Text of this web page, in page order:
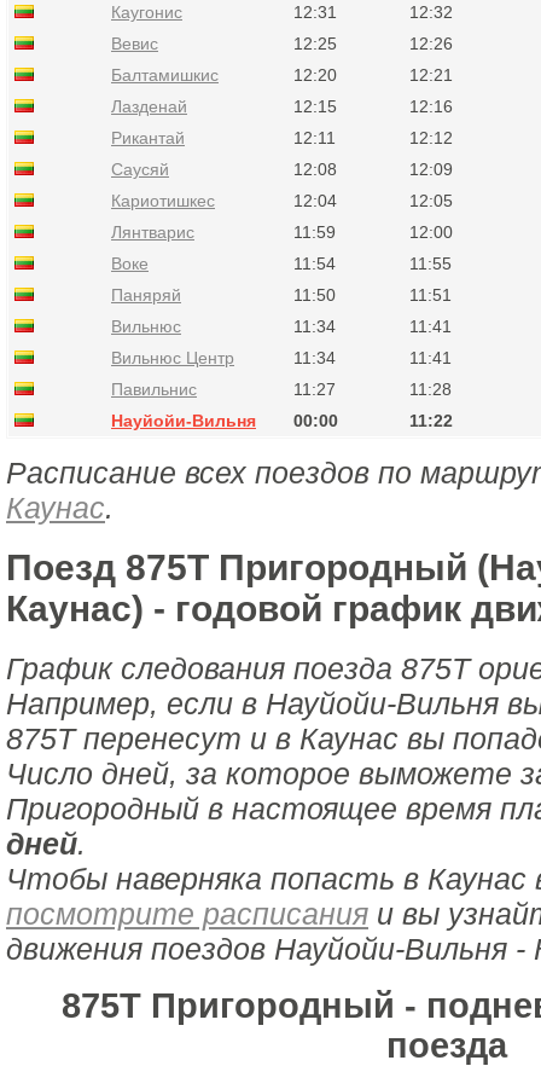
Каугонис
12:31
12:32
Вевис
12:25
12:26
Балтамишкис
12:20
12:21
Лазденай
12:15
12:16
Рикантай
12:11
12:12
Саусяй
12:08
12:09
Кариотишкес
12:04
12:05
Лянтварис
11:59
12:00
Воке
11:54
11:55
Паняряй
11:50
11:51
Вильнюс
11:34
11:41
Вильнюс Центр
11:34
11:41
Павильнис
11:27
11:28
Науйойи-Вильня
00:00 11:22
Расписание всех поездов по
Каунас.
Поезд 875Т Пригородный
Каунас) - годовой график
График следования поезда 875Т
Например, если в Науйойи-Вильня
875Т перенесут и в Каунас вы
Число дней, за которое выможете
Пригородный в настоящее время
дней.
Чтобы наверняка попасть в Каунас
посмотрите расписания и вы
движения поездов Науйойи-Вильня -
875Т Пригородный -
поезда